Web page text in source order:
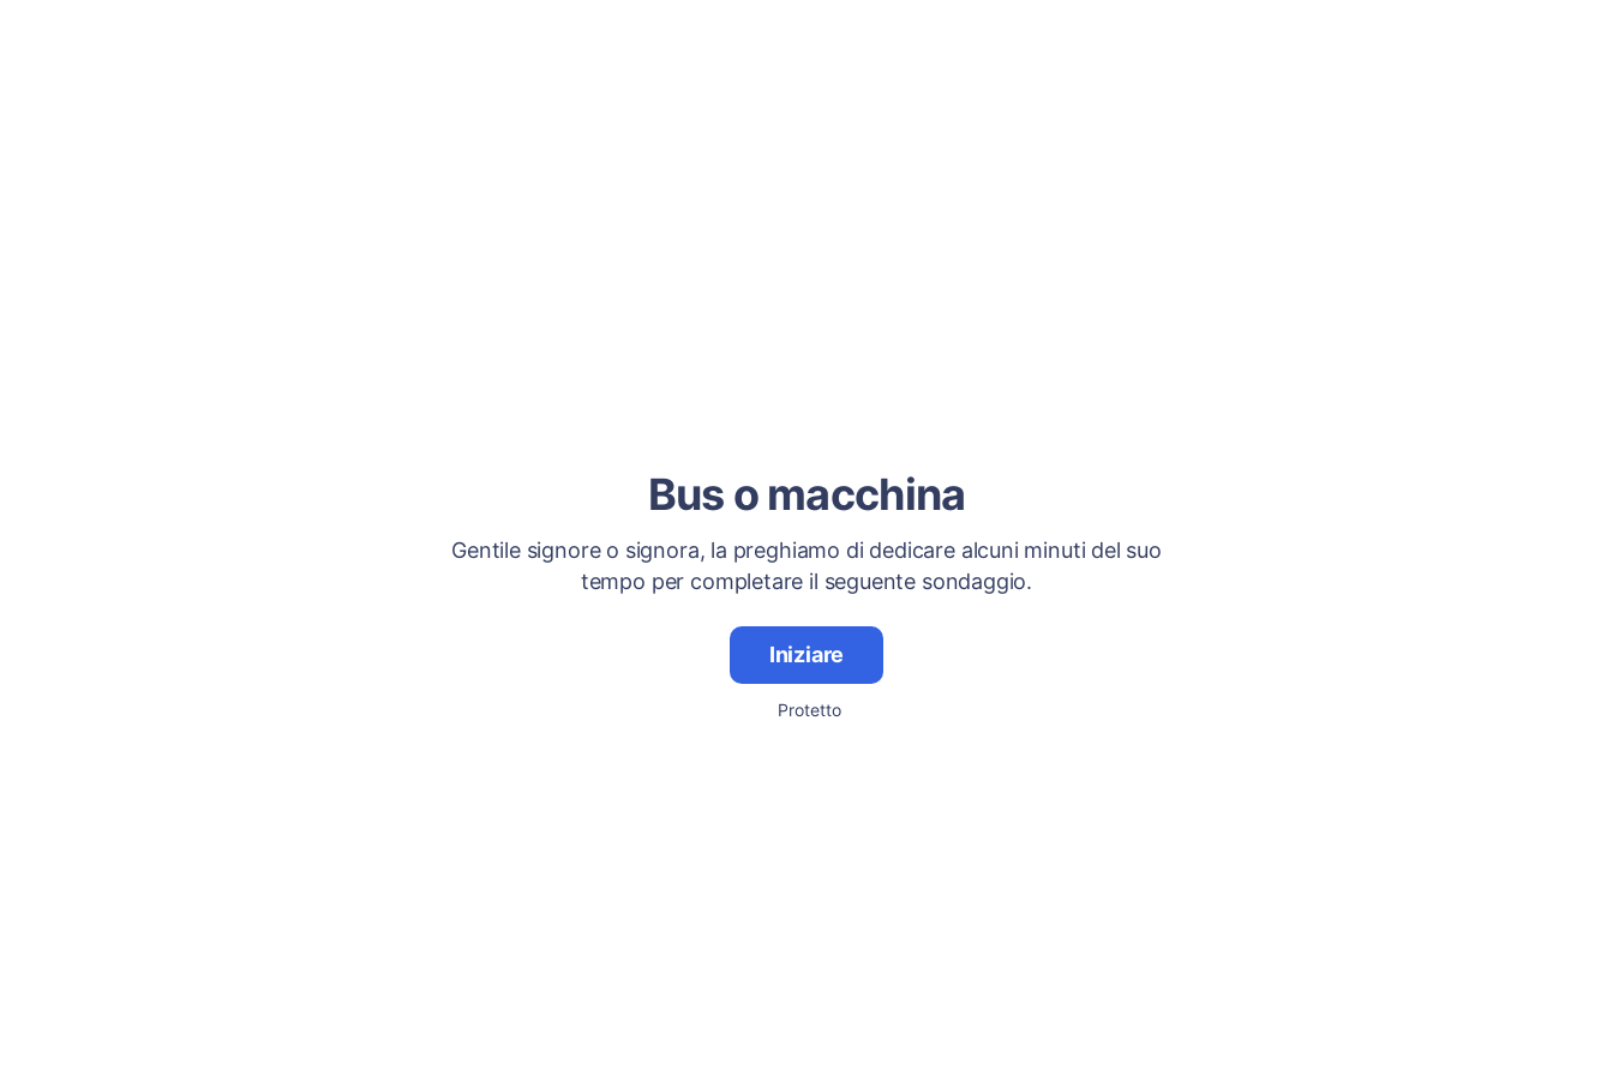
Bus o macchina
Gentile signore o signora, la preghiamo di dedicare alcuni minuti del suo
tempo per completare il seguente sondaggio.
Iniziare
Protetto